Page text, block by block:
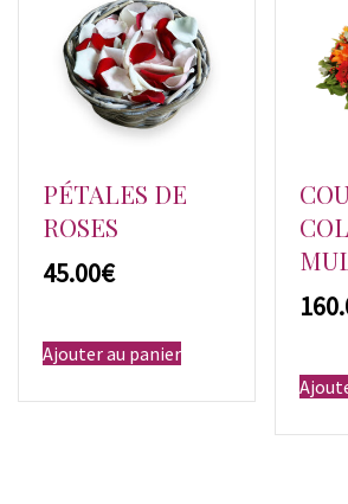
PÉTALES DE
ROSES
€
Ajouter au panier